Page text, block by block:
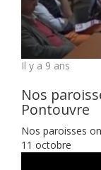
Il y a 9 ans
Nos
Pontouvre
Nos paroisses
11 octobre